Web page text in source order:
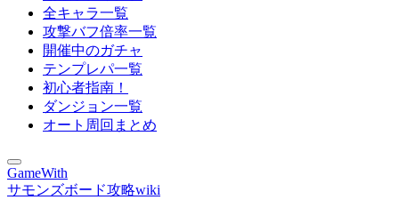
全キャラ一覧
攻撃バフ倍率一覧
開催中のガチャ
テンプレパ一覧
初心者指南！
ダンジョン一覧
オート周回まとめ
GameWith
サモンズボード攻略wiki